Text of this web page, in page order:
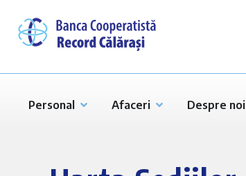
Personal Afaceri Despre noi